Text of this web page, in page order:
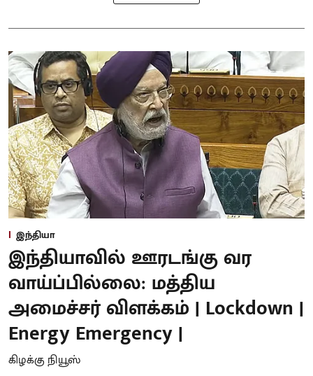
இந்தியா
இந்தியாவில் ஊரடங்கு வர
வாய்ப்பில்லை: மத்திய
அமைச்சர் விளக்கம் | Lockdown |
Energy Emergency |
கிழக்கு நியூஸ்